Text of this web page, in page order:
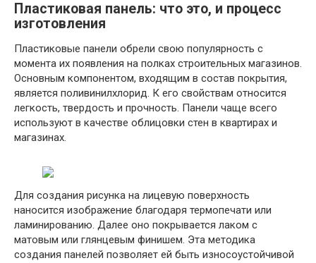
Пластиковая панель: что это, и процесс
изготовления
Пластиковые панели обрели свою популярность с
момента их появления на полках строительных магазинов.
Основным компонентом, входящим в состав покрытия,
является поливинилхлорид. К его свойствам относится
легкость, твердость и прочность. Панели чаще всего
используют в качестве облицовки стен в квартирах и
магазинах.
Для создания рисунка на лицевую поверхность
наносится изображение благодаря термопечати или
ламинированию. Далее оно покрывается лаком с
матовым или глянцевым финишем. Эта методика
создания панелей позволяет ей быть износоустойчивой